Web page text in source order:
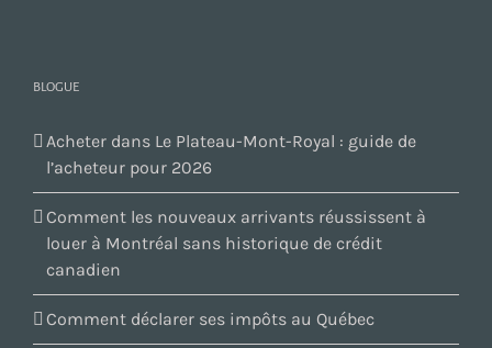
BLOGUE
Acheter dans Le Plateau-Mont-Royal : guide de
l’acheteur pour 2026
Comment les nouveaux arrivants réussissent à
louer à Montréal sans historique de crédit
canadien
Comment déclarer ses impôts au Québec